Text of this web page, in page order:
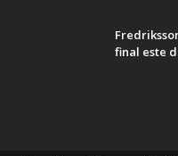
final este